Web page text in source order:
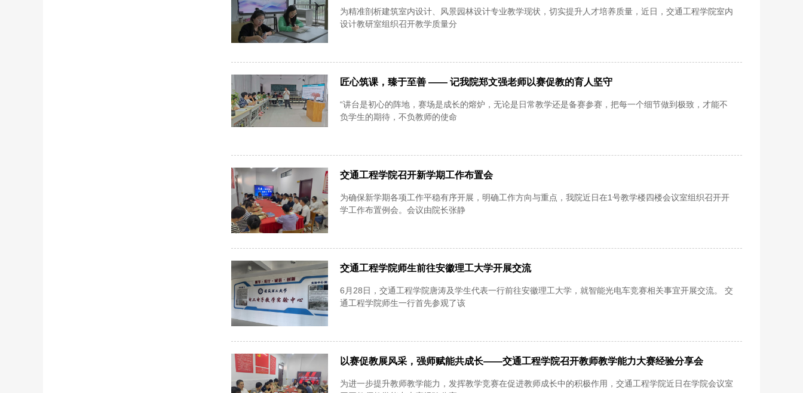
为精准剖析建筑室内设计、风景园林设计专业教学现状，切实提升人才培养质量，近日，交通工程学院室内
设计教研室组织召开教学质量分
匠心筑课，臻于至善 —— 记我院郑文强老师以赛促教的育人坚守
“讲台是初心的阵地，赛场是成长的熔炉，无论是日常教学还是备赛参赛，把每一个细节做到极致，才能不
负学生的期待，不负教师的使命
交通工程学院召开新学期工作布置会
为确保新学期各项工作平稳有序开展，明确工作方向与重点，我院近日在1号教学楼四楼会议室组织召开开
学工作布置例会。会议由院长张静
交通工程学院师生前往安徽理工大学开展交流
6月28日，交通工程学院唐涛及学生代表一行前往安徽理工大学，就智能光电车竞赛相关事宜开展交流。 交
通工程学院师生一行首先参观了该
以赛促教展风采，强师赋能共成长——交通工程学院召开教师教学能力大赛经验分享会
为进一步提升教师教学能力，发挥教学竞赛在促进教师成长中的积极作用，交通工程学院近日在学院会议室